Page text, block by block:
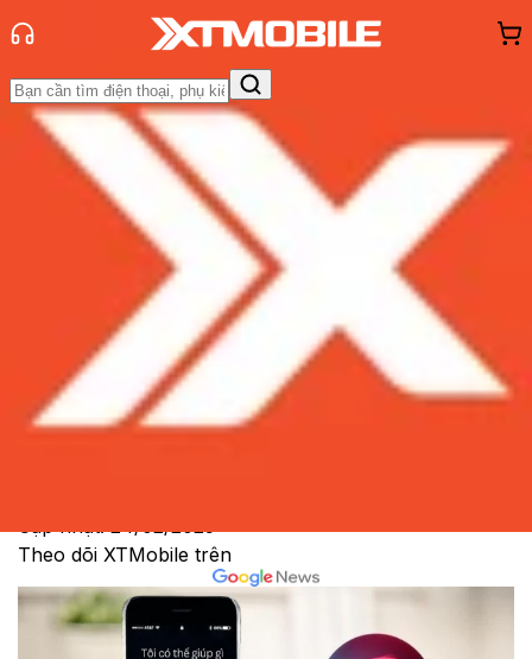
Trang chủ
Tin tức
Thủ thuật
Đánh Giá - Trên TaySo Sánh Tư vấnKhuyến
Hỏi đáp App - Game Thông báo
hàng - Sự kiện
Hướng dẫn cách kích hoạt Siri bằng
tiếng Việt trên iPhone
Cập nhật:24/02/2025
Theo dõi XTMobile trên